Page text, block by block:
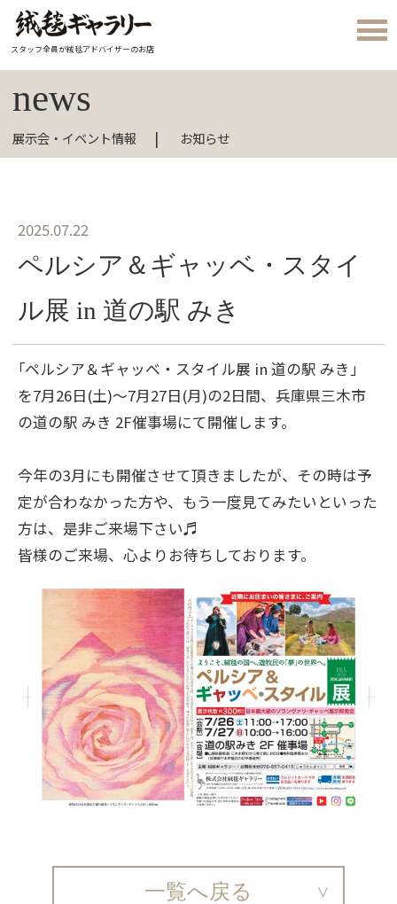
スタッフ全員が絨毯アドバイザーのお店
news
展示会・イベント情報 お知らせ
2025.07.22
ペルシア＆ギャッベ・スタイ
ル展 in 道の駅 みき
｢ペルシア＆ギャッベ・スタイル展 in 道の駅 みき」
を7月26日(土)～7月27日(月)の2日間、兵庫県三木市
の道の駅 みき 2F催事場にて開催します。
今年の3月にも開催させて頂きましたが、その時は予
定が合わなかった方や、もう一度見てみたいといった
方は、是非ご来場下さい♬
皆様のご来場、心よりお待ちしております。
一覧へ戻る